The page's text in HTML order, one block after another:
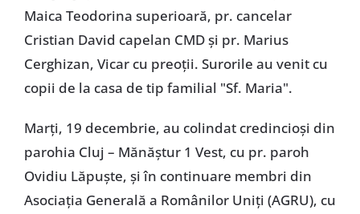
Maica Teodorina superioară, pr. cancelar
Cristian David capelan CMD și pr. Marius
Cerghizan, Vicar cu preoții. Surorile au venit cu
copii de la casa de tip familial "Sf. Maria".
Marți, 19 decembrie, au colindat credincioși din
parohia Cluj – Mănăștur 1 Vest, cu pr. paroh
Ovidiu Lăpuște, și în continuare membri din
Asociația Generală a Românilor Uniți (AGRU), cu